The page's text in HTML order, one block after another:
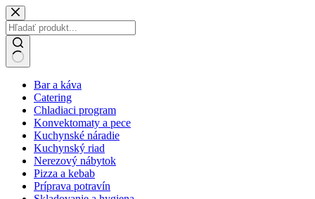
Skip
to
content
results Bar a káva
Catering
Chladiaci program
Konvektomaty a pece
Kuchynské náradie
Kuchynský riad
Nerezový nábytok
Pizza a kebab
Príprava potravín